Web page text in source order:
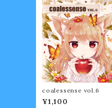
coalessense vol.6
¥1,100